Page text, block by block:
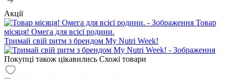
Акції
Товар
місяця! Омега для всієї родини.
Тримай свій ритм з брендом My Nutri Week!
Покупці також цікавились Схожі товари